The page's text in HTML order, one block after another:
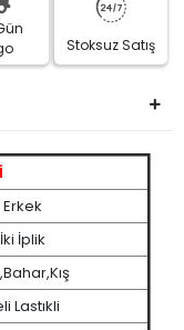
Stoksuz Satış
Erkek
İki İplik
Lastıkli